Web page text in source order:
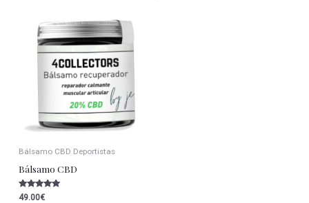
Bálsamo CBD Deportistas
Bálsamo CBD
Valorado con
49.00€